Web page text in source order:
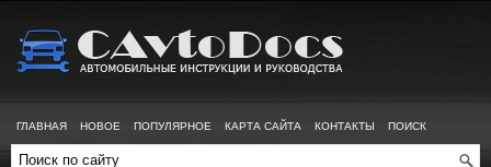
ГЛАВНАЯ НОВОЕ ПОПУЛЯРНОЕ КАРТА САЙТА КОНТАКТЫ ПОИСК